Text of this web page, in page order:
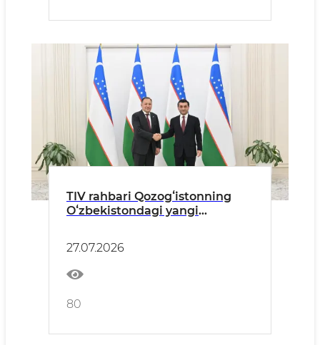
TIV rahbari Qozogʻistonning
Oʻzbekistondagi yangi
qildi
27.07.2026
80